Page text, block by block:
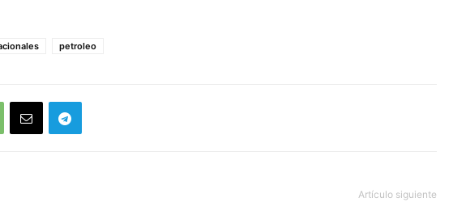
petroleo
Artículo siguiente